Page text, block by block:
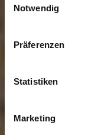
Trigger Symbol
können
Erfahren Sie
Notwendig
Präferenzen
Statistiken
Marketing